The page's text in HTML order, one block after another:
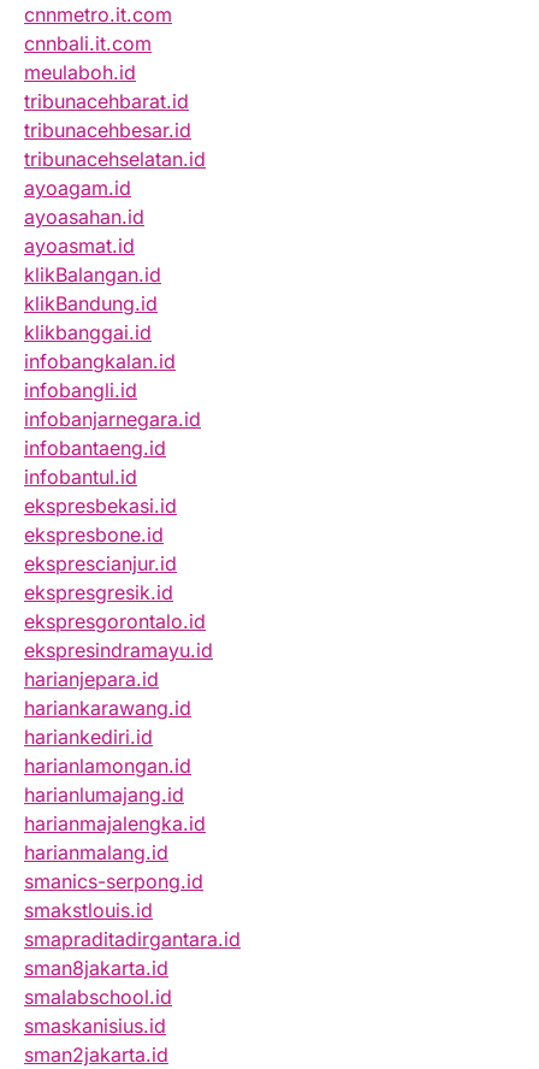
cnnmetro.it.com
cnnbali.it.com
meulaboh.id
tribunacehbarat.id
tribunacehbesar.id
tribunacehselatan.id
ayoagam.id
ayoasahan.id
ayoasmat.id
klikBalangan.id
klikBandung.id
klikbanggai.id
infobangkalan.id
infobangli.id
infobanjarnegara.id
infobantaeng.id
infobantul.id
ekspresbekasi.id
ekspresbone.id
eksprescianjur.id
ekspresgresik.id
ekspresgorontalo.id
ekspresindramayu.id
harianjepara.id
hariankarawang.id
hariankediri.id
harianlamongan.id
harianlumajang.id
harianmajalengka.id
harianmalang.id
smanics-serpong.id
smakstlouis.id
smapraditadirgantara.id
sman8jakarta.id
smalabschool.id
smaskanisius.id
sman2jakarta.id